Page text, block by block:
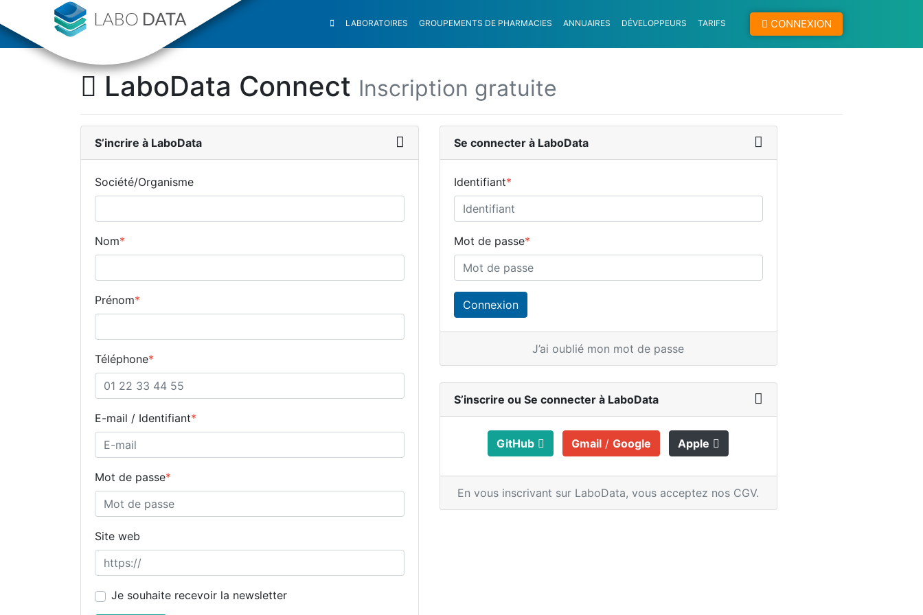
CONNEXION
LABORATOIRES GROUPEMENTS DE PHARMACIES ANNUAIRES DÉVELOPPEURS TARIFS
LaboData Connect Inscription gratuite
S’incrire à LaboData
Société/Organisme
Nom*
Prénom*
Téléphone*
E-mail / Identifiant*
Mot de passe*
Site web
Je souhaite recevoir la newsletter
Se connecter à LaboData
Identifiant*
Mot de passe*
J’ai oublié mon mot de passe
S’inscrire ou Se connecter à LaboData
GitHub Gmail /Google Apple
En vous inscrivant sur LaboData,vous acceptez nos CGV.